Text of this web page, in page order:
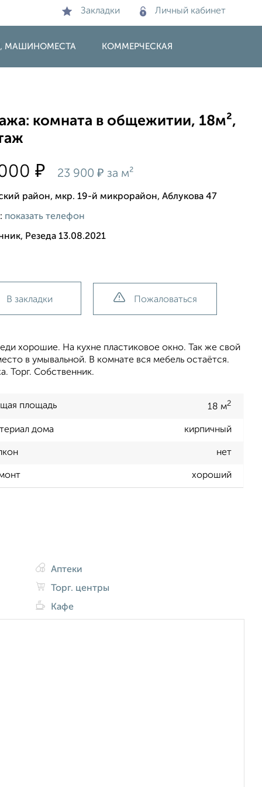
Закладки Личный кабинет
МАШИНОМЕСТА КОММЕРЧЕСКАЯ
комната в общежитии, 18м²,
₽ 23 900₽ за м²
район, мкр. 19-й микрорайон, Аблукова 47
показать телефон
Резеда 13.08.2021
В закладки Пожаловаться
хорошие. На кухне пластиковое окно. Так же свой
в умывальной. В комнате вся мебель остаётся.
Торг. Собственник.
площадь 18 м2
дома кирпичный
нет
хороший
Аптеки
Торг. центры
Кафе